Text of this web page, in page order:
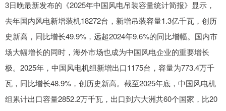
3日晚最新发布的《2025年中国风电吊装容量统计简报》显示，
去年国内风电新增装机18272台，新增吊装容量1.3亿千瓦，创历
史新高，同比增长49.9%，远超2024年9.6%的同比增幅。国内市
场大幅增长的同时，海外市场也成为中国风电企业的重要增长
极。2025年，中国风电机组新增出口1175台，容量为773.4万千
瓦，同比增长48.9%，创历史新高。截至2025年底，中国风电机
组累计出口容量2852.2万千瓦，出口到六大洲共60个国家，比20